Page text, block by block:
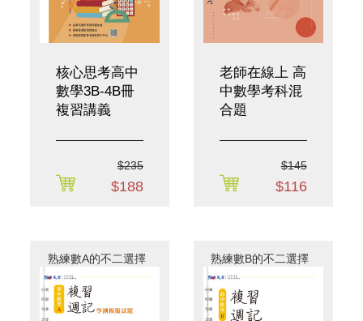
核心思考高中
數學3B-4B冊
複習講義
$235
$188
老師在線上 高
中數學考科混
合題
$145
$116
熟練數A的不二選擇 熟練數B的不二選擇